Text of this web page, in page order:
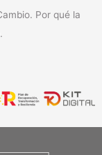
Por qué la